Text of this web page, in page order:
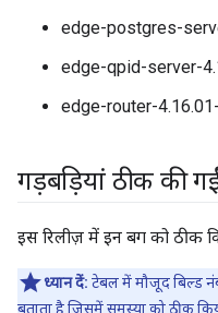
edge-postgres-
edge-qpid-server-
edge-router-
गड़बड़ियां ठीक की
इस रिलीज़ में इन बग को ठीक
ध्यान दें: टेबल में मौजूद बिल्ड
बताता है जिसमें समस्या को ठीक